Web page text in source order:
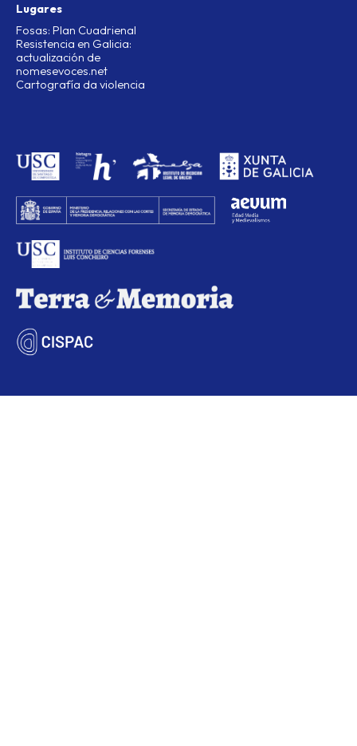
Lugares
Fosas: Plan Cuadrienal
Resistencia en Galicia:
actualización de
nomesevoces.net
Cartografía da violencia